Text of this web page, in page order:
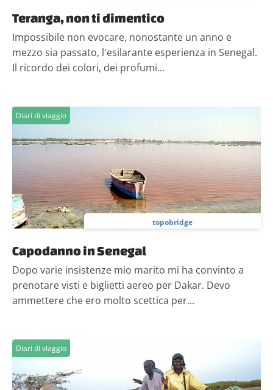
Teranga, non ti dimentico
Impossibile non evocare, nonostante un anno e
mezzo sia passato, l'esilarante esperienza in Senegal.
Il ricordo dei colori, dei profumi...
Diari di viaggio
topobridge
Capodanno in Senegal
Dopo varie insistenze mio marito mi ha convinto a
prenotare visti e biglietti aereo per Dakar. Devo
ammettere che ero molto scettica per...
Diari di viaggio